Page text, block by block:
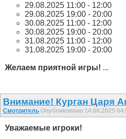
29.08.2025 11:00 - 12:00
29.08.2025 19:00 - 20:00
30.08.2025 11:00 - 12:00
30.08.2025 19:00 - 20:00
31.08.2025 11:00 - 12:00
31.08.2025 19:00 - 20:00
Желаем приятной игры! ...
Внимание! Курган Царя
Смотритель Опубликовано 14.08.2025
Уважаемые игроки!